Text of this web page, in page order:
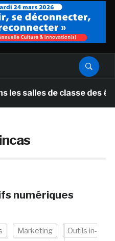
salles de classe des
numériques
Marketing Outils in-